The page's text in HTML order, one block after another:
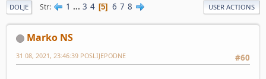
DOLJE Str 1 ... 3 4 5 6 7 8 USER ACTIONS
Marko NS
#60
31 08, 2021, 23:46:39 POSLIJEPODNE